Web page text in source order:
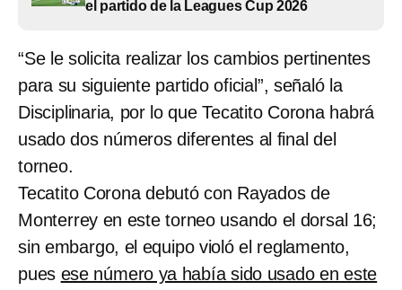
el partido de la Leagues Cup 2026
“Se le solicita realizar los cambios pertinentes
para su siguiente partido oficial”, señaló la
Disciplinaria, por lo que Tecatito Corona habrá
usado dos números diferentes al final del
torneo.
Tecatito Corona debutó con Rayados de
Monterrey en este torneo usando el dorsal 16;
sin embargo, el equipo violó el reglamento,
pues ese número ya había sido usado en este